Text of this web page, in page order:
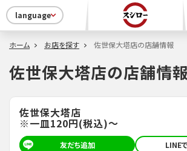
language
ホーム お店を探す 佐世保大塔店の店舗情報
佐世保大塔店の店舗情報
佐世保大塔店
※一皿120円(税込)～
友だち追加 LINE